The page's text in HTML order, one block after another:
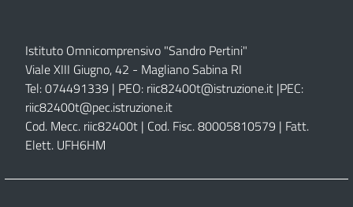
Istituto Omnicomprensivo "Sandro Pertini"
Viale XIII Giugno, 42 - Magliano Sabina RI
Tel: 074491339 | PEO: riic82400t@istruzione.it |PEC:
riic82400t@pec.istruzione.it
Cod. Mecc. riic82400t | Cod. Fisc. 80005810579 | Fatt.
Elett. UFH6HM